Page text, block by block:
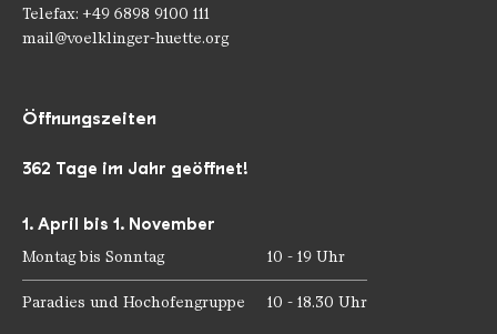
Telefax: +49 6898 9100 111
mail@voelklinger-huette.org
Öffnungszeiten
362 Tage im Jahr geöffnet!
1. April bis 1. November
Montag bis Sonntag 10 - 19 Uhr
Paradies und Hochofengruppe 10 - 18.30 Uhr